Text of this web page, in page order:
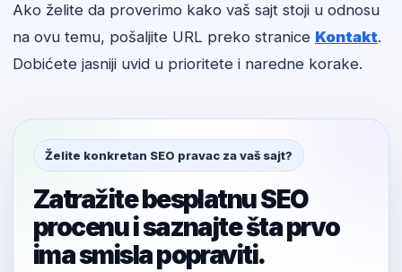
Ako želite da proverimo kako vaš sajt stoji u odnosu
na ovu temu, pošaljite URL preko stranice Kontakt.
Dobićete jasniji uvid u prioritete i naredne korake.
Želite konkretan SEO pravac za vaš sajt?
Zatražite besplatnu SEO
procenu i saznajte šta prvo
ima smisla popraviti.